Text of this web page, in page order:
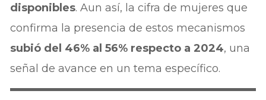
disponibles. Aun así, la cifra de mujeres que
confirma la presencia de estos mecanismos
subió del 46% al 56% respecto a 2024, una
señal de avance en un tema específico.